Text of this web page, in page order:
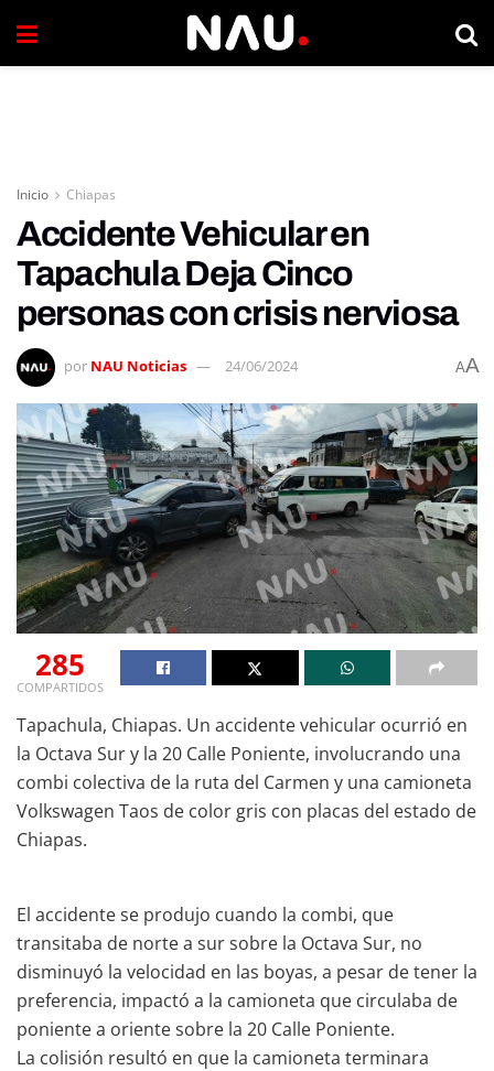
Inicio Chiapas
Accidente Vehicular en
Tapachula Deja Cinco
personas con crisis nerviosa
por NAU Noticias 24/06/2024 AA
285
COMPARTIDOS
Tapachula, Chiapas. Un accidente vehicular ocurrió en
la Octava Sur y la 20 Calle Poniente, involucrando una
combi colectiva de la ruta del Carmen y una camioneta
Volkswagen Taos de color gris con placas del estado de
Chiapas.
El accidente se produjo cuando la combi, que
transitaba de norte a sur sobre la Octava Sur, no
disminuyó la velocidad en las boyas, a pesar de tener la
preferencia, impactó a la camioneta que circulaba de
poniente a oriente sobre la 20 Calle Poniente.
La colisión resultó en que la camioneta terminara